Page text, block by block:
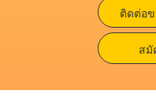
ติดต่อ
สมั